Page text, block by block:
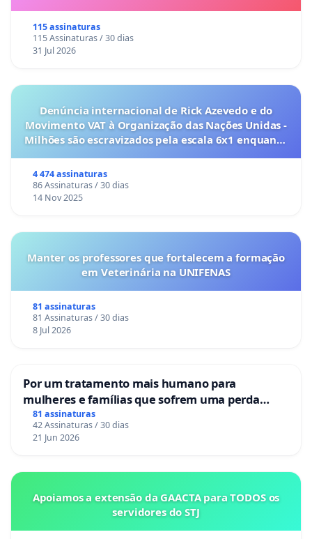
115 assinaturas
115 Assinaturas / 30 dias
31 Jul 2026
Denúncia internacional de Rick Azevedo e do
Movimento VAT à Organização das Nações Unidas -
Milhões são escravizados pela escala 6x1 enquanto
4 474 assinaturas
86 Assinaturas / 30 dias
14 Nov 2025
Manter os professores que fortalecem a formação
em Veterinária na UNIFENAS
81 assinaturas
81 Assinaturas / 30 dias
8 Jul 2026
Por um tratamento mais humano para
mulheres e famílias que sofrem uma perda
gestacional nos hospitais portugueses
81 assinaturas
42 Assinaturas / 30 dias
21 Jun 2026
Apoiamos a extensão da GAACTA para TODOS os
servidores do STJ